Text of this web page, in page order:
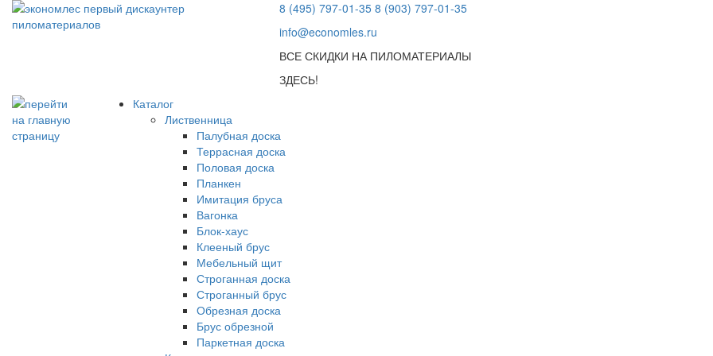
8 (495) 797-01-35 8 (903) 797-01-35
info@economles.ru
ВСЕ СКИДКИ НА ПИЛОМАТЕРИАЛЫ
ЗДЕСЬ!
Каталог
Лиственница
Палубная доска
Террасная доска
Половая доска
Планкен
Имитация бруса
Вагонка
Блок-хаус
Клееный брус
Мебельный щит
Строганная доска
Строганный брус
Обрезная доска
Брус обрезной
Паркетная доска